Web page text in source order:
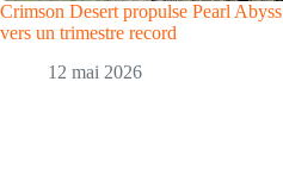
Crimson Desert propulse Pearl Abyss
vers un trimestre record
12 mai 2026